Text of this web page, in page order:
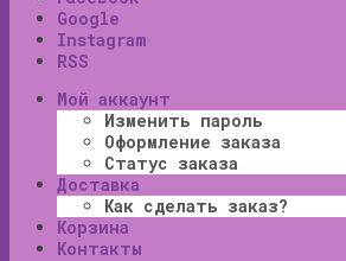
Google
Instagram
RSS
Мой аккаунт
Изменить пароль
Оформление заказа
Статус заказа
Доставка
Как сделать заказ?
Корзина
Контакты